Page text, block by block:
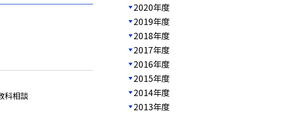
科相談
2020年度
2019年度
2018年度
2017年度
2016年度
2015年度
2014年度
2013年度